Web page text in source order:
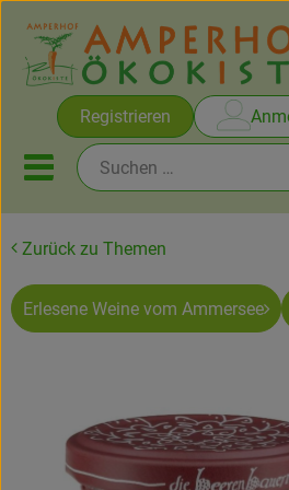
Registrieren
Mobiles Menu
Ökokisten
Obst & Gemüse
Zurück zu Themen
Erlesene Weine vom Ammersee